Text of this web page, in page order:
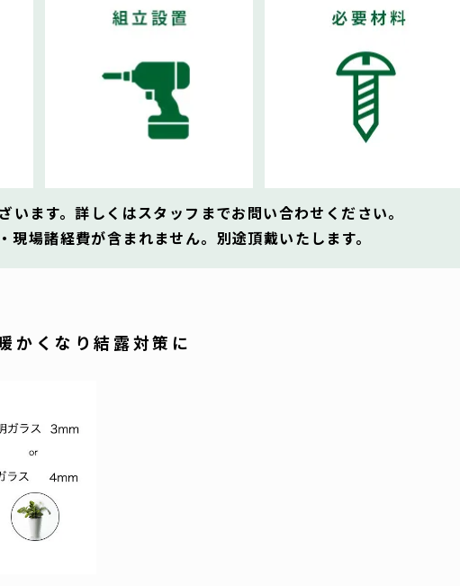
います。詳しくはスタッフまでお問い合わせください。
現場諸経費が含まれません。別途頂戴いたします。
かくなり結露対策に